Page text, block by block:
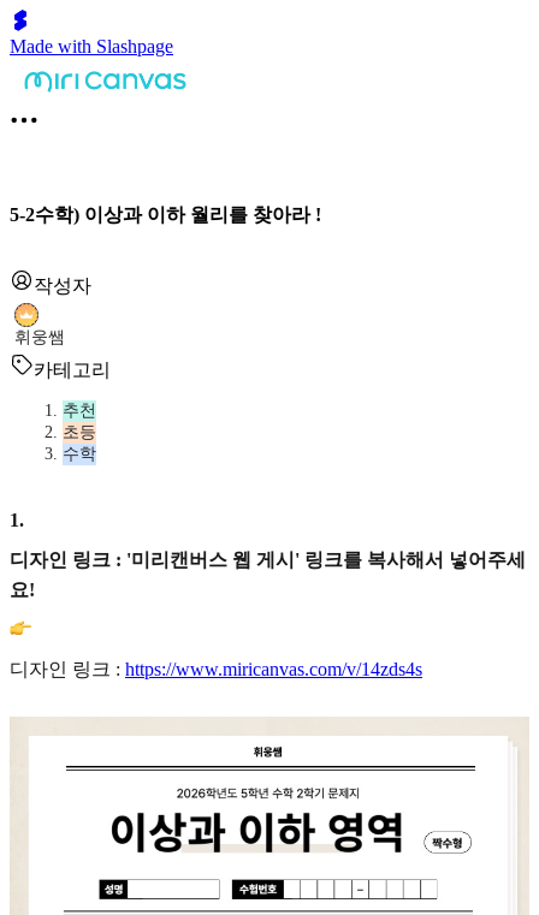
Made with Slashpage
5-2수학) 이상과 이하 월리를 찾아라 !
작성자
휘웅쌤
카테고리
추천
초등
수학
1.
디자인 링크 : '미리캔버스 웹 게시' 링크를 복사해서 넣어주세
요!
디자인 링크 : https://www.miricanvas.com/v/14zds4s